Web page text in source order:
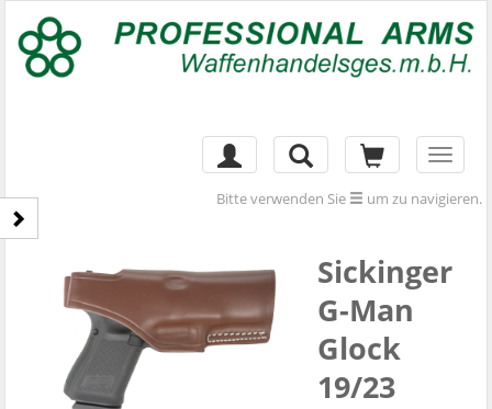
Bitte verwenden Sie um zu navigieren.
Sickinger
G-Man
Glock
19/23